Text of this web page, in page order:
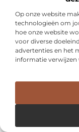
Op onze website
technologieën om
hoe onze website
voor diverse
advertenties en het
informatie verwijzen
kadastrale
Als je gaat
klussen kan het
precies de grens